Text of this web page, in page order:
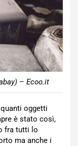
– Ecoo.it
oggetti
è stato così,
fra tutti lo
ma anche i